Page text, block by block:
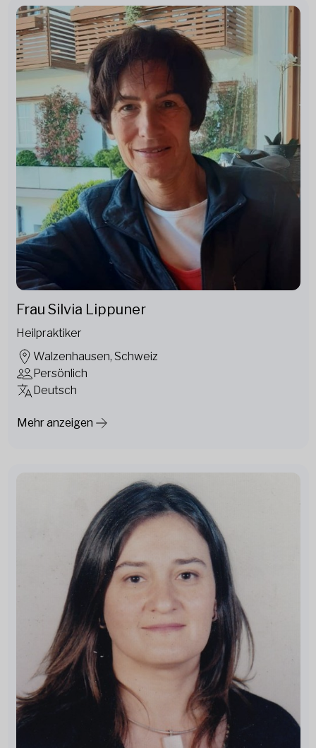
Frau Silvia Lippuner
Heilpraktiker
Walzenhausen, Schweiz
Persönlich
Deutsch
Mehr anzeigen